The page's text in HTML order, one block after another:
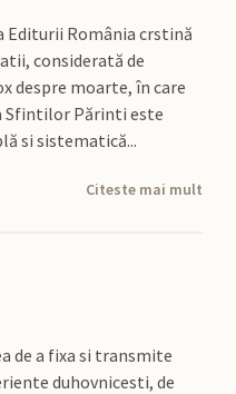
Editurii România crstină
considerată de
despre moarte, în care
Sfintilor Părinti este
si sistematică...
Citeste mai mult
de a fixa si transmite
duhovnicesti, de